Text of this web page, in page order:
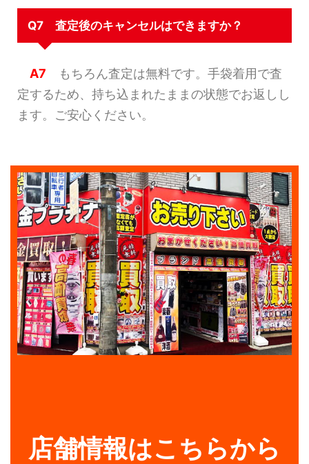
Q7 査定後のキャンセルはできますか？
A7 もちろん査定は無料です。手袋着用で査
定するため、持ち込まれたままの状態でお返しし
ます。ご安心ください。
店舗情報はこちらから